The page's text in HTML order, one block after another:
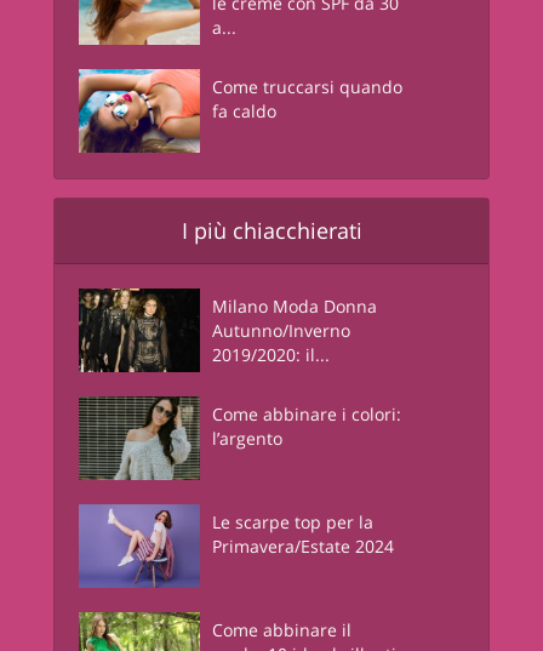
a...
Come truccarsi quando
fa caldo
I più chiacchierati
Milano Moda Donna
Autunno/Inverno
2019/2020: il...
Come abbinare i colori:
l’argento
Le scarpe top per la
Primavera/Estate 2024
Come abbinare il